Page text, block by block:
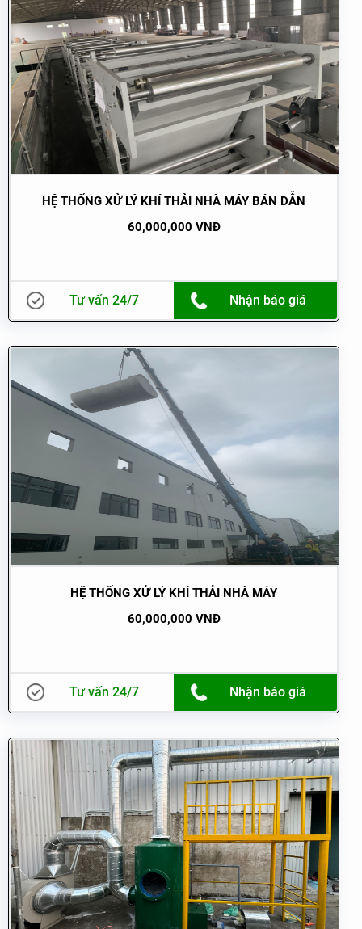
HỆ THỐNG XỬ LÝ KHÍ THẢI NHÀ MÁY BÁN DẪN
60,000,000 VNĐ
Tư vấn 24/7 Nhận báo giá
HỆ THỐNG XỬ LÝ KHÍ THẢI NHÀ MÁY
60,000,000 VNĐ
Tư vấn 24/7 Nhận báo giá